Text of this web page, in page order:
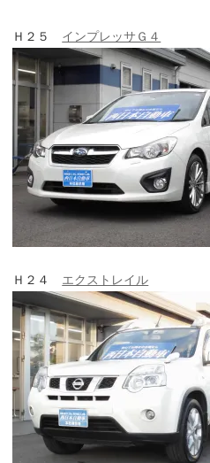
Ｈ２５ インプレッサＧ４
Ｈ２４ エクストレイル